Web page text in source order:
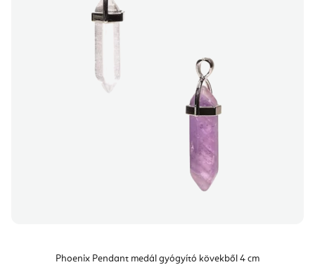
Phoenix Pendant medál gyógyító kövekből 4 cm